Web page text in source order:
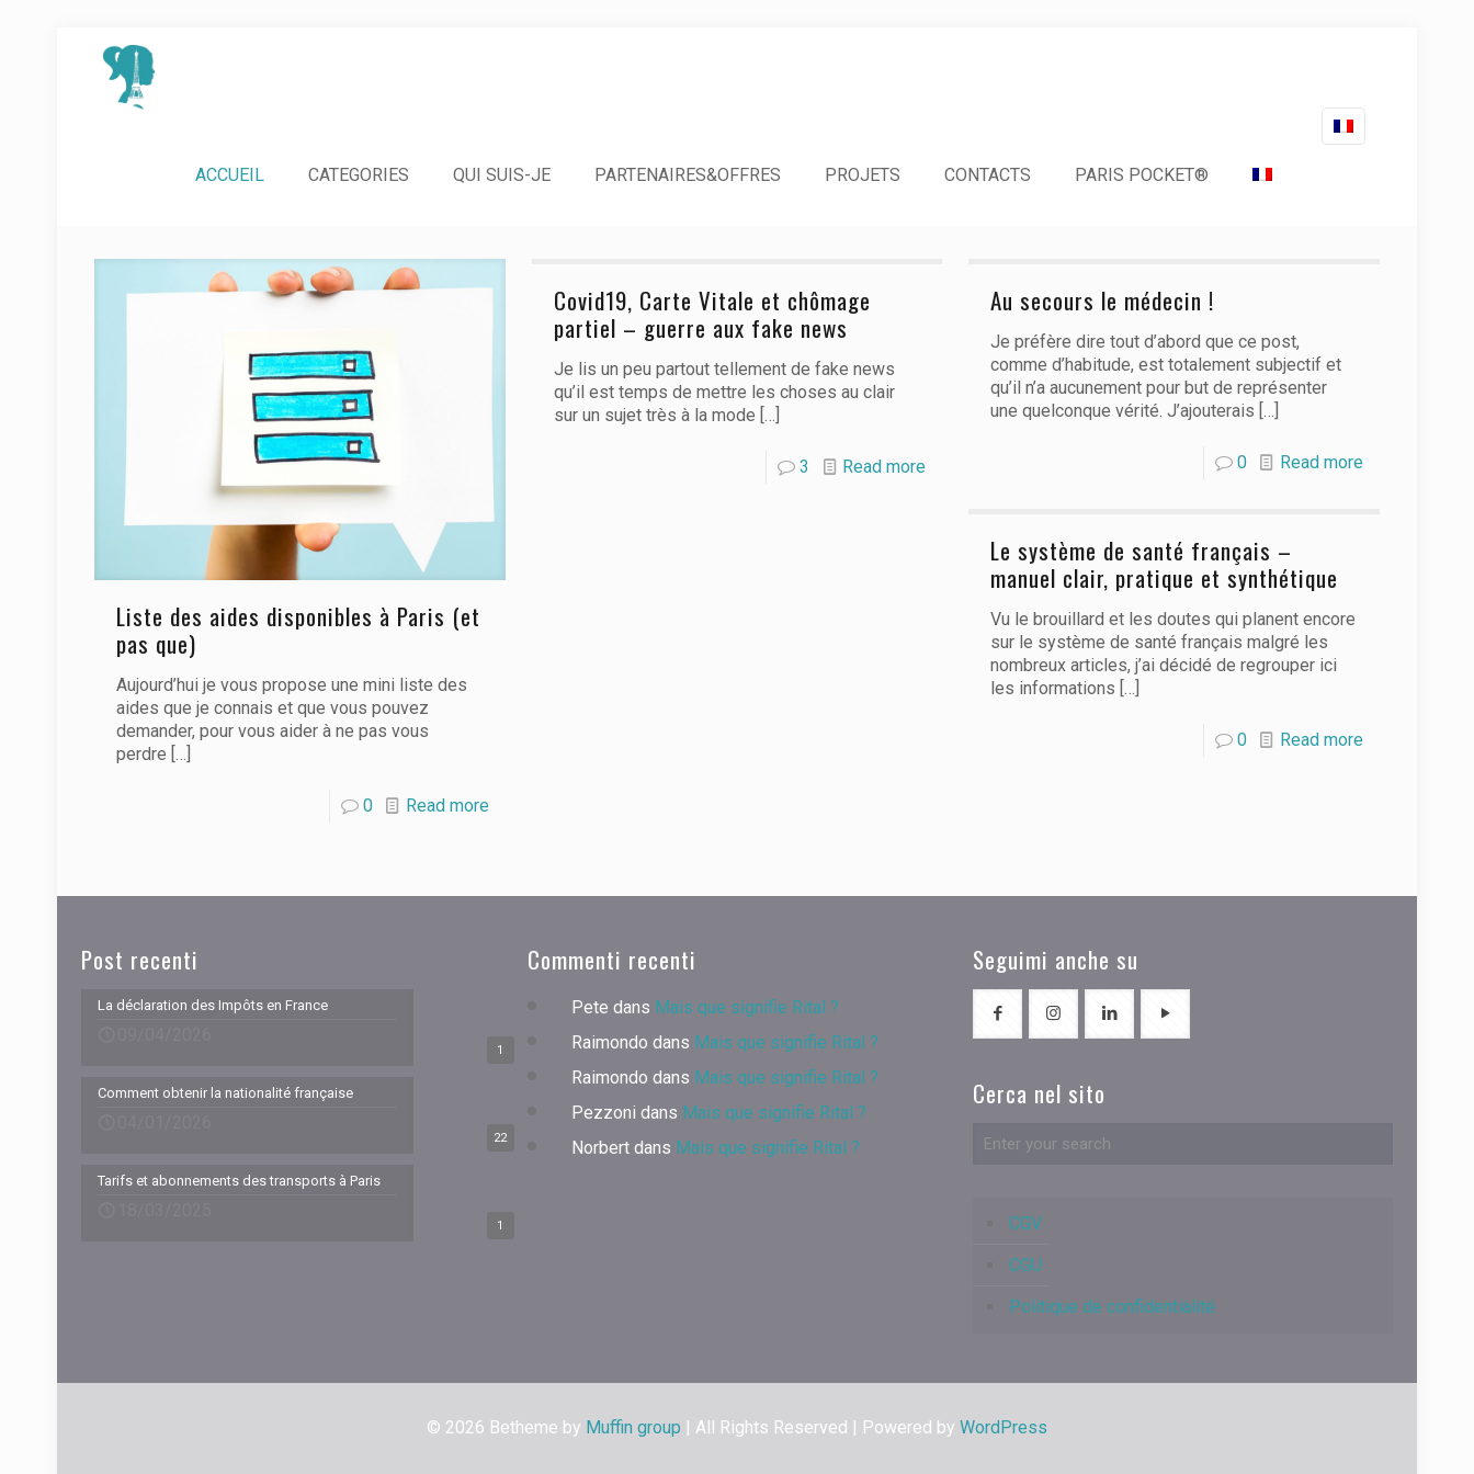
ACCUEIL CATEGORIES QUI SUIS-JE PARTENAIRES&OFFRES PROJETS CONTACTS PARIS POCKET®
Liste des aides disponibles à Paris (et
pas que)
Aujourd’hui je vous propose une mini liste des
aides que je connais et que vous pouvez
demander, pour vous aider à ne pas vous
perdre […]
0 Read more
Covid19, Carte Vitale et chômage
partiel – guerre aux fake news
Je lis un peu partout tellement de fake news
qu’il est temps de mettre les choses au clair
sur un sujet très à la mode […]
3 Read more
Au secours le médecin !
Je préfère dire tout d’abord que ce post,
comme d’habitude, est totalement subjectif et
qu’il n’a aucunement pour but de représenter
une quelconque vérité. J’ajouterais […]
0 Read more
Le système de santé français –
manuel clair, pratique et synthétique
Vu le brouillard et les doutes qui planent encore
sur le système de santé français malgré les
nombreux articles, j’ai décidé de regrouper ici
les informations […]
0 Read more
Post recenti
1
La déclaration des Impôts en France
22
Comment obtenir la nationalité française
1
Tarifs et abonnements des transports à Paris
Commenti recenti
Pete dans Mais que signifie Rital ?
Raimondo dans Mais que signifie Rital ?
Raimondo dans Mais que signifie Rital ?
Pezzoni dans Mais que signifie Rital ?
Norbertdans Mais que signifie Rital ?
Seguimi anche su
Cerca nel sito
CGV
CGU
Politique de confidentialité
© 2026 Betheme by Muffin group | All Rights Reserved | Powered by WordPress